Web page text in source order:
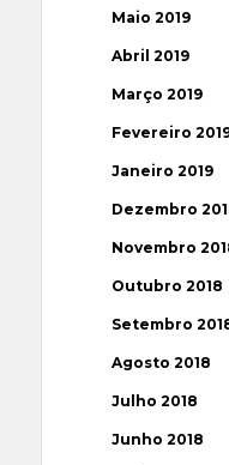
Maio 2019
Abril 2019
Março 2019
Fevereiro
Janeiro 2019
Dezembro
Novembro
Outubro 2018
Setembro
Agosto 2018
Julho 2018
Junho 2018